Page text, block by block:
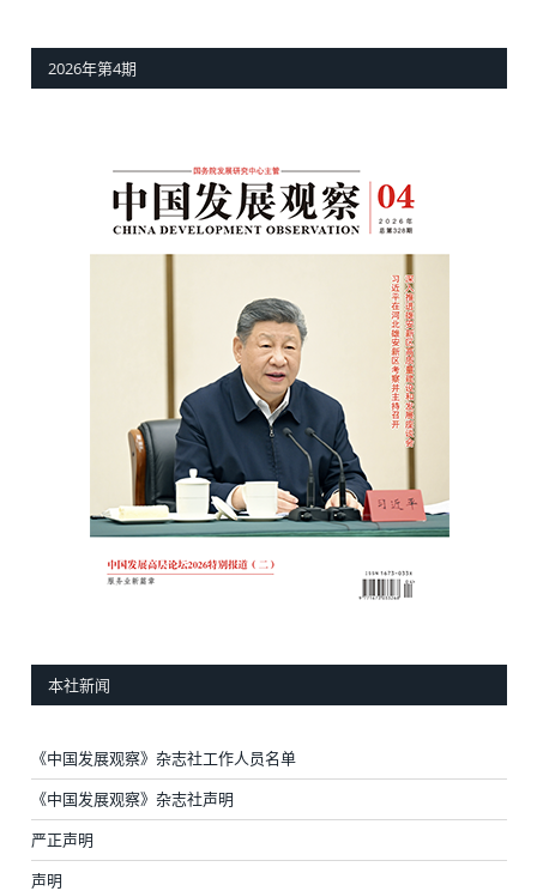
2026年第4期
本社新闻
《中国发展观察》杂志社工作人员名单
《中国发展观察》杂志社声明
严正声明
声明